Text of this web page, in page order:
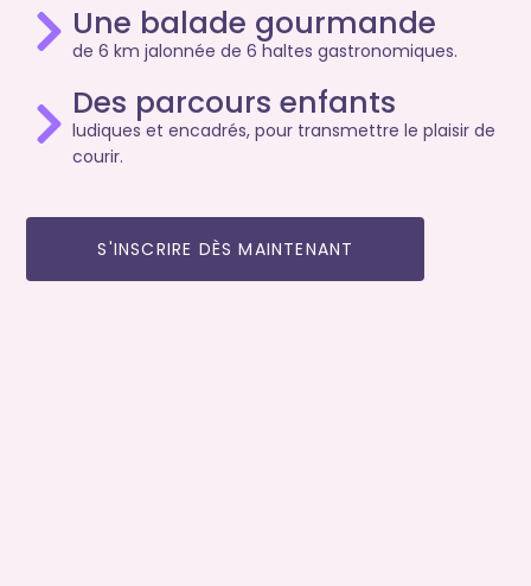
Une balade gourmande
de 6 km jalonnée de 6 haltes gastronomiques.
Des parcours enfants
ludiques et encadrés, pour transmettre le plaisir de
courir.
S'INSCRIRE DÈS MAINTENANT